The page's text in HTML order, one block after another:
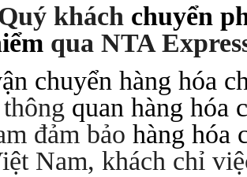
khách chuyển
qua NTA
chuyển hàng hóa
quan hàng hóa
đảm bảohàng hóa
Nam, khách chỉ